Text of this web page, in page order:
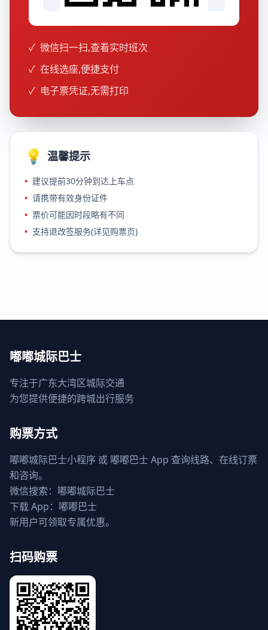
✓ 微信扫一扫,查看实时班次
✓ 在线选座,便捷支付
✓ 电子票凭证,无需打印
💡 温馨提示
• 建议提前30分钟到达上车点
• 请携带有效身份证件
• 票价可能因时段略有不同
• 支持退改签服务(详见购票页)
嘟嘟城际巴士
专注于广东大湾区城际交通
为您提供便捷的跨城出行服务
购票方式
嘟嘟城际巴士小程序 或 嘟嘟巴士 App 查询线路、在线订票
和咨询。
微信搜索：嘟嘟城际巴士
下载 App：嘟嘟巴士
新用户可领取专属优惠。
扫码购票